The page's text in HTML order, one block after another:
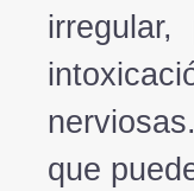
que